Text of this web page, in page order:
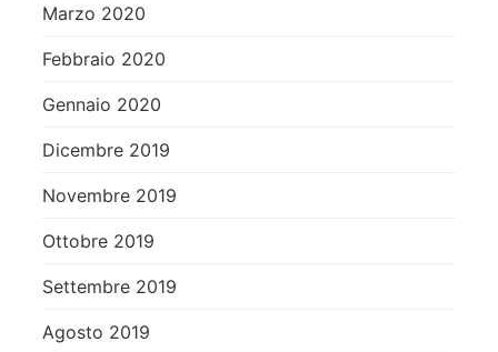
Marzo 2020
Febbraio 2020
Gennaio 2020
Dicembre 2019
Novembre 2019
Ottobre 2019
Settembre 2019
Agosto 2019